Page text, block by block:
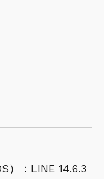
）：LINE 14.6.3